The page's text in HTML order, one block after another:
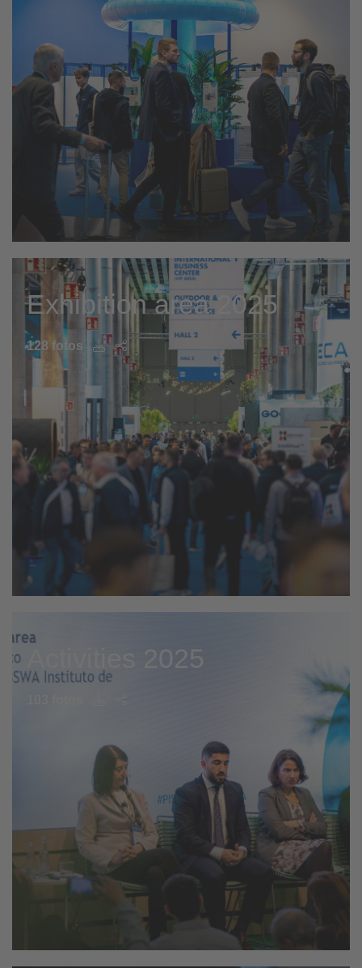
Exhibition area 2025
128 fotos
Activities 2025